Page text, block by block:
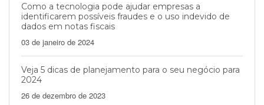
Como a tecnologia pode ajudar empresas a
identificarem possíveis fraudes e o uso indevido de
dados em notas fiscais
03 de janeiro de 2024
Veja 5 dicas de planejamento para o seu negócio para
2024
26 de dezembro de 2023